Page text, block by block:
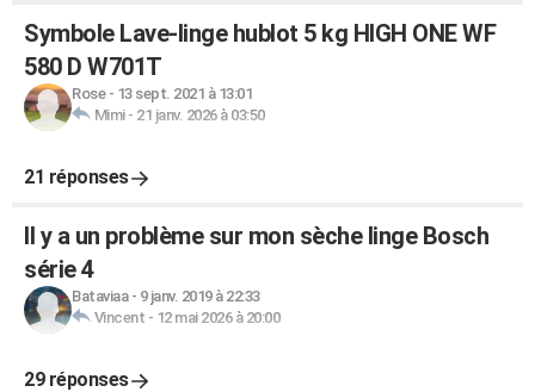
Symbole Lave-linge hublot 5 kg HIGH ONE WF
580 D W701T
Rose- 13 sept. 2021 à 13:01
Mimi- 21 janv. 2026 à 03:50
21 réponses
Il y a un problème sur mon sèche linge Bosch
série 4
Bataviaa- 9 janv. 2019 à 22:33
Vincent - 12 mai 2026 à 20:00
29 réponses